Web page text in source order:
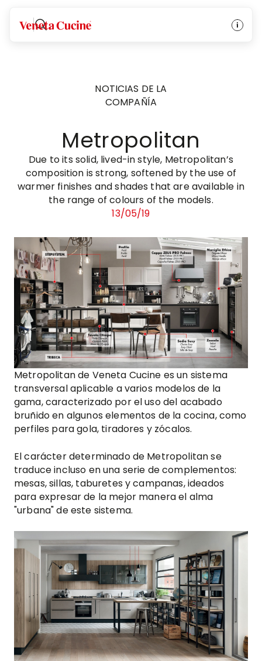
Veneta Cucine
NOTICIAS DE LA
COMPAÑÍA
Metropolitan
Due to its solid, lived-in style, Metropolitan’s
composition is strong, softened by the use of
warmer finishes and shades that are available in
the range of colours of the models.
13/05/19
Metropolitan de Veneta Cucine es un sistema
transversal aplicable a varios modelos de la
gama, caracterizado por el uso del acabado
bruñido en algunos elementos de la cocina, como
perfiles para gola, tiradores y zócalos.
El carácter determinado de Metropolitan se
traduce incluso en una serie de complementos:
mesas, sillas, taburetes y campanas, ideados
para expresar de la mejor manera el alma
"urbana" de este sistema.